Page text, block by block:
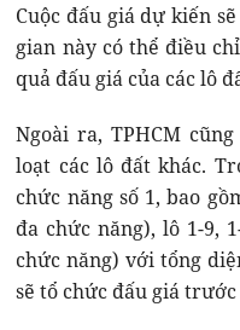
Cuộc đấu giá dự kiến
gian này có thể điều
quả đấu giá của các lô
Ngoài ra, TPHCM
loạt các lô đất khác.
chức năng số 1, bao
đa chức năng), lô 1-9,
chức năng) với tổng
sẽ tổ chức đấu giá trước